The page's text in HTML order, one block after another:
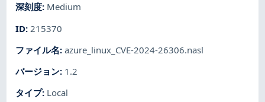
深刻度: Medium
ID: 215370
ファイル名:azure_linux_CVE-2024-26306.nasl
バージョン: 1.2
タイプ: Local